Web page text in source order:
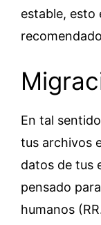
estable, esto
En tal
tus archivos
datos de tus
pensado
humanos